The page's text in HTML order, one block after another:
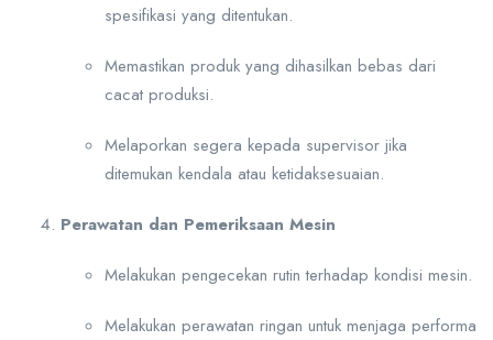
spesifikasi yang ditentukan.
Memastikan produk yang dihasilkan bebas dari
cacat produksi.
Melaporkan segera kepada supervisor jika
ditemukan kendala atau ketidaksesuaian.
Perawatan dan Pemeriksaan Mesin
Melakukan pengecekan rutin terhadap kondisi mesin.
Melakukan perawatan ringan untuk menjaga performa